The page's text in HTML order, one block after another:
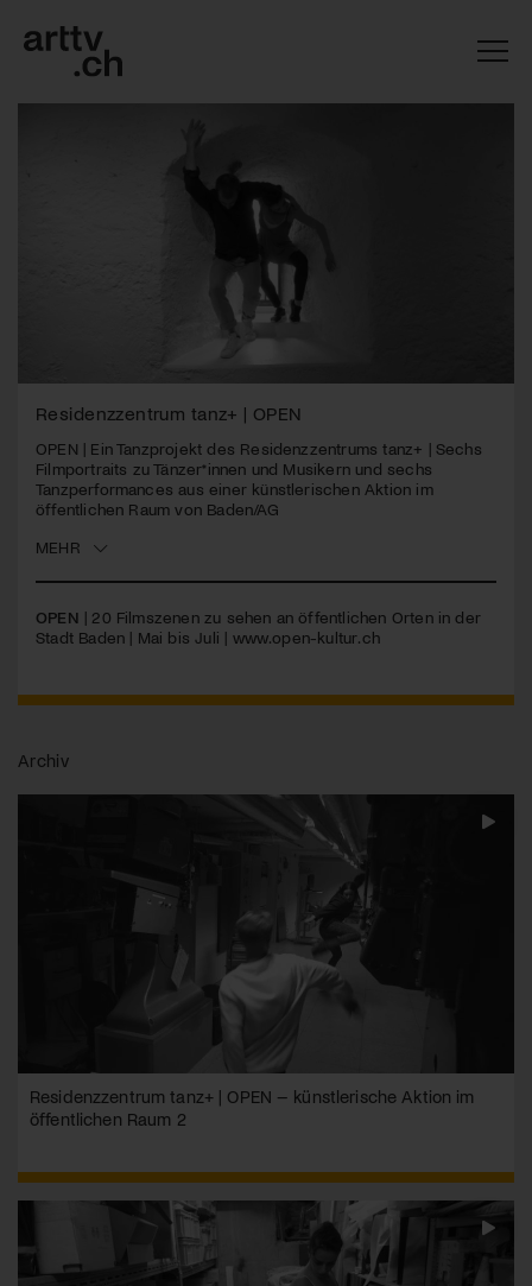
Residenzzentrum tanz+ | OPEN
OPEN | Ein Tanzprojekt des Residenzzentrums tanz+ | Sechs
Filmportraits zu Tänzer*innen und Musikern und sechs
Tanzperformances aus einer künstlerischen Aktion im
öffentlichen Raum von Baden/AG
MEHR
OPEN | 20 Filmszenen zu sehen an öffentlichen Orten in der
Stadt Baden | Mai bis Juli | www.open-kultur.ch
Archiv
Residenzzentrum tanz+ | OPEN – künstlerische Aktion im
öffentlichen Raum 2
Mach mit: «Be Part of the Art»!
Engagiere dich als Kulturliebhaber:in, Kulturschaffende(r) oder
Kulturinstitution und unterstütze unsere Arbeit.
Mit deiner Mitgliedschaft erhältst du kostenlosen Zugang zu
Jetzt Mitglied werden